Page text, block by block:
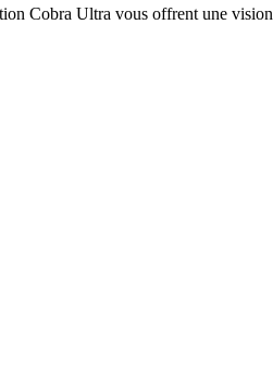
Cobra Ultra vous offrent une